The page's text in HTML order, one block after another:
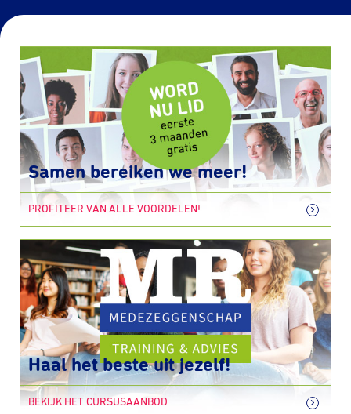
Samen bereiken we meer!
PROFITEER VAN ALLE VOORDELEN!
Haal het beste uit jezelf!
BEKIJK HET CURSUSAANBOD